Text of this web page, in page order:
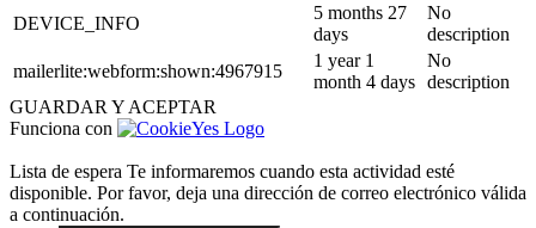
DEVICE_INFO
5 months 27
days
No
description
mailerlite:webform:shown:4967915
1 year 1
month 4 days
No
description
GUARDAR Y ACEPTAR
Funciona con
Lista de espera Te informaremos cuando esta actividad esté
disponible. Por favor, deja una dirección de correo electrónico válida
a continuación.